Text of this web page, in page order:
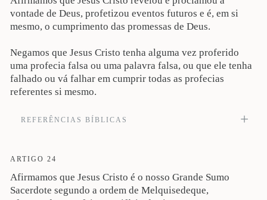
vontade de Deus, profetizou eventos futuros e é, em si
mesmo, o cumprimento das promessas de Deus.
Negamos que Jesus Cristo tenha alguma vez proferido
uma profecia falsa ou uma palavra falsa, ou que ele tenha
falhado ou vá falhar em cumprir todas as profecias
referentes si mesmo.
REFERÊNCIAS BÍBLICAS
todos os profetas: que o seu Cristo havia de padecer. Arrependei-vos, pois, e
presença do Senhor, venham tempos de refrigério, e que envie ele o Cristo, que
já vos foi designado, Jesus, ao qual é necessário que o céu receba até aos
tempos da restauração de todas as coisas, de que Deus falou por boca dos seus
ARTIGO 24
Afirmamos que Jesus Cristo é o nosso Grande Sumo
Sacerdote segundo a ordem de Melquisedeque,